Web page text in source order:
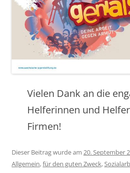
Vielen Dank an die
Helferinnen und
Firmen!
Dieser Beitrag wurde am 20. September
Allgemein,für den guten Zweck,